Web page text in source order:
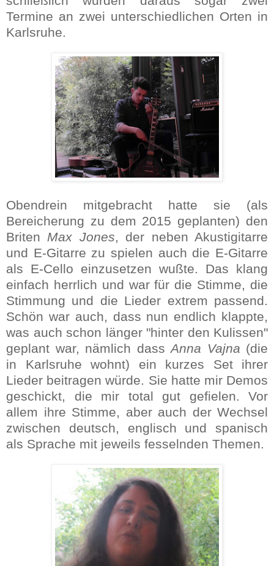
Termine an zwei unterschiedlichen Orten in
Karlsruhe.
Obendrein mitgebracht hatte sie (als
Bereicherung zu dem 2015 geplanten) den
Briten Max Jones, der neben Akustigitarre
und E-Gitarre zu spielen auch die E-Gitarre
als E-Cello einzusetzen wußte. Das klang
einfach herrlich und war für die Stimme, die
Stimmung und die Lieder extrem passend.
Schön war auch, dass nun endlich klappte,
was auch schon länger "hinter den Kulissen"
geplant war, nämlich dass Anna Vajna (die
in Karlsruhe wohnt) ein kurzes Set ihrer
Lieder beitragen würde. Sie hatte mir Demos
geschickt, die mir total gut gefielen. Vor
allem ihre Stimme, aber auch der Wechsel
zwischen deutsch, englisch und spanisch
als Sprache mit jeweils fesselnden Themen.